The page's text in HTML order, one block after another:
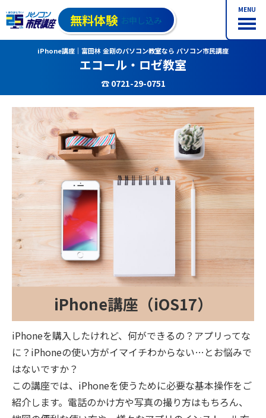
MENU
無料体験 お申し込み
iPhone講座｜富田林 金剛のパソコン教室なら パソコン市民講座
エコール・ロゼ教室
☎ 0721-29-0751
iPhone講座（iOS17）
iPhoneを購入したけれど、何ができるの？アプリってな
に？iPhoneの使い方がイマイチわからない…とお悩みで
はないですか？
この講座では、iPhoneを使うために必要な基本操作をご
紹介します。電話のかけ方や写真の撮り方はもちろん、